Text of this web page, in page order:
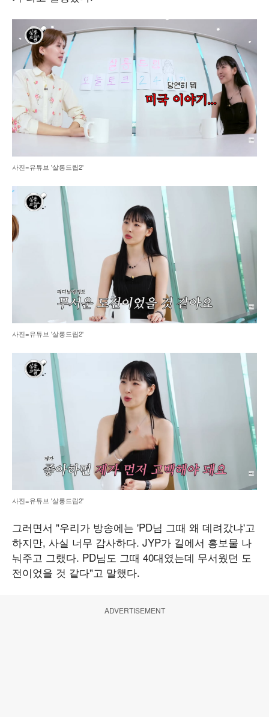
사진=유튜브 '살롱드립2'
사진=유튜브 '살롱드립2'
사진=유튜브 '살롱드립2'
그러면서 "우리가 방송에는 'PD님 그때 왜 데려갔냐'고
하지만, 사실 너무 감사하다. JYP가 길에서 홍보물 나
눠주고 그랬다. PD님도 그때 40대였는데 무서웠던 도
전이었을 것 같다"고 말했다.
ADVERTISEMENT